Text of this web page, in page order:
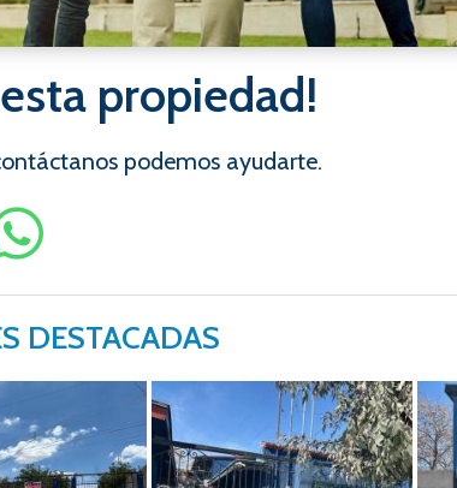
propiedad!
podemos ayudarte.
DESTACADAS